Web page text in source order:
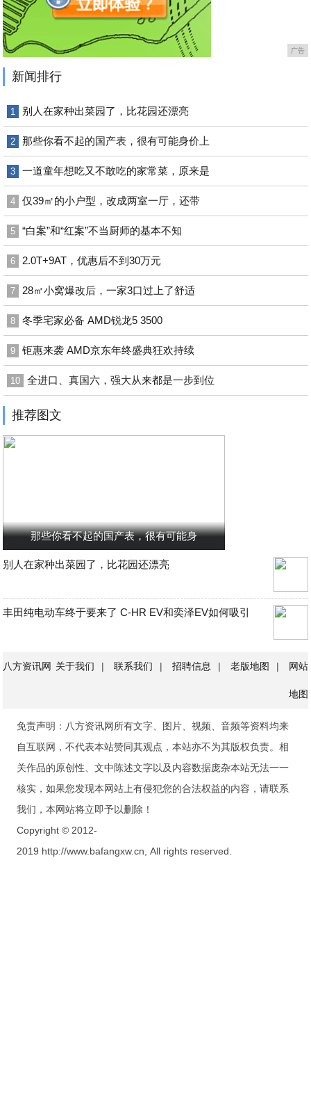
广告
新闻排行
1 别人在家种出菜园了，比花园还漂亮
2 那些你看不起的国产表，很有可能身价上
3 一道童年想吃又不敢吃的家常菜，原来是
4 仅39㎡的小户型，改成两室一厅，还带
5 “白案”和“红案”不当厨师的基本不知
6 2.0T+9AT，优惠后不到30万元
7 28㎡小窝爆改后，一家3口过上了舒适
8 冬季宅家必备 AMD锐龙5 3500
9 钜惠来袭 AMD京东年终盛典狂欢持续
10 全进口、真国六，强大从来都是一步到位
推荐图文
那些你看不起的国产表，很有可能身
别人在家种出菜园了，比花园还漂亮
丰田纯电动车终于要来了 C-HR EV和奕泽EV如何吸引
八方资讯网 关于我们 | 联系我们 | 招聘信息 | 老版地图 | 网站
地图
免责声明：八方资讯网所有文字、图片、视频、音频等资料均来
自互联网，不代表本站赞同其观点，本站亦不为其版权负责。相
关作品的原创性、文中陈述文字以及内容数据庞杂本站无法一一
核实，如果您发现本网站上有侵犯您的合法权益的内容，请联系
我们，本网站将立即予以删除！
Copyright © 2012-
2019 http://www.bafangxw.cn, All rights reserved.